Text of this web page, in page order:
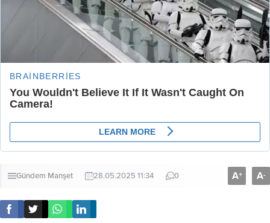
Gündem Manşet 28.05.2025 11:34 0 A+ A-